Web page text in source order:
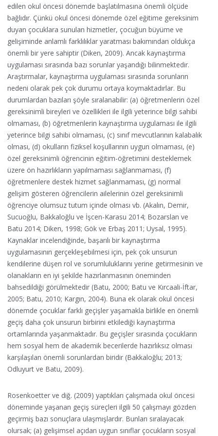
edilen okul öncesi dönemde başlatılmasına önemli ölçüde
bağlıdır. Çünkü okul öncesi dönemde özel eğitime gereksinim
duyan çocuklara sunulan hizmetler, çocuğun büyüme ve
gelişiminde anlamlı farklılıklar yaratması bakımından oldukça
önemli bir yere sahiptir (Diken, 2009). Ancak kaynaştırma
uygulaması sırasında bazı sorunlar yaşandığı bilinmektedir.
Araştırmalar, kaynaştırma uygulaması sırasında sorunların
nedeni olarak pek çok durumu ortaya koymaktadırlar. Bu
durumlardan bazıları şöyle sıralanabilir: (a) öğretmenlerin özel
gereksinimli bireyleri ve özellikleri ile ilgili yeterince bilgi sahibi
olmaması, (b) öğretmenlerin kaynaştırma uygulaması ile ilgili
yeterince bilgi sahibi olmaması, (c) sınıf mevcutlarının kalabalık
olması, (d) okulların fiziksel koşullarının uygun olmaması, (e)
özel gereksinimli öğrencinin eğitim-öğretimini desteklemek
üzere ön hazırlıkların yapılmaması sağlanmaması, (f)
öğretmenlere destek hizmet sağlanmaması, (g) normal
gelişim gösteren öğrencilerin ailelerinin özel gereksinimli
öğrenciye olumsuz tutum içinde olması vb. (Akalın, Demir,
Sucuoğlu, Bakkaloğlu ve İşcen-Karasu 2014; Bozarslan ve
Batu 2014; Diken, 1998; Gök ve Erbaş 2011; Uysal, 1995).
Kaynaklar incelendiğinde, başarılı bir kaynaştırma
uygulamasının gerçekleşebilmesi için, pek çok unsurun
kendilerine düşen rol ve sorumluluklarını yerine getirmesinin ve
olanakların en iyi şekilde hazırlanmasının öneminden
bahsedildiği görülmektedir (Batu, 2000; Batu ve Kırcaali-İftar,
2005; Batu, 2010; Kargın, 2004). Buna ek olarak okul öncesi
dönemde çocuklar farklı geçişler yaşamakla birlikle en önemli
geçiş daha çok unsurun birbirini etkilediği kaynaştırma
ortamlarında yaşanmaktadır. Bu geçişler sırasında çocukların
hem sosyal hem de akademik becerilerde hazırlıksız olması
karşılaşılan önemli sorunlardan biridir (Bakkaloğlu; 2013;
Odluyurt ve Batu, 2009).
Rosenkoetter ve diğ. (2009) yaptıkları çalışmada okul öncesi
döneminde yaşanan geçiş süreçleri ilgili 50 çalışmayı gözden
geçirmiş bazı sonuçlara ulaşmışlardır. Bunları sıralayacak
olursak; (a) gelişimsel açıdan uygun sınıflar çocukların sosyal